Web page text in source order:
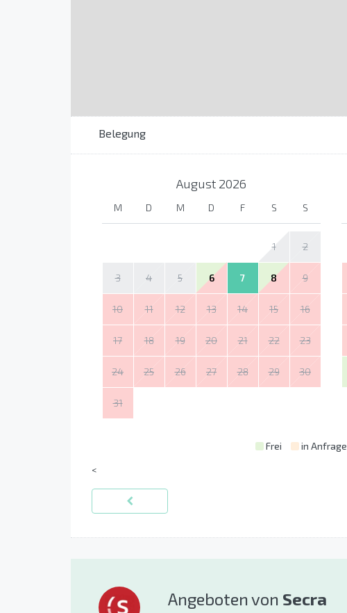
Belegung
August 2026
M D M D F S S
1 2
3 4 5 6 7 8 9
10 11 12 13 14 15 16
17 18 19 20 21 22 23
24 25 26 27 28 29 30
31
Frei in Anfrage
<
Angeboten von Secra